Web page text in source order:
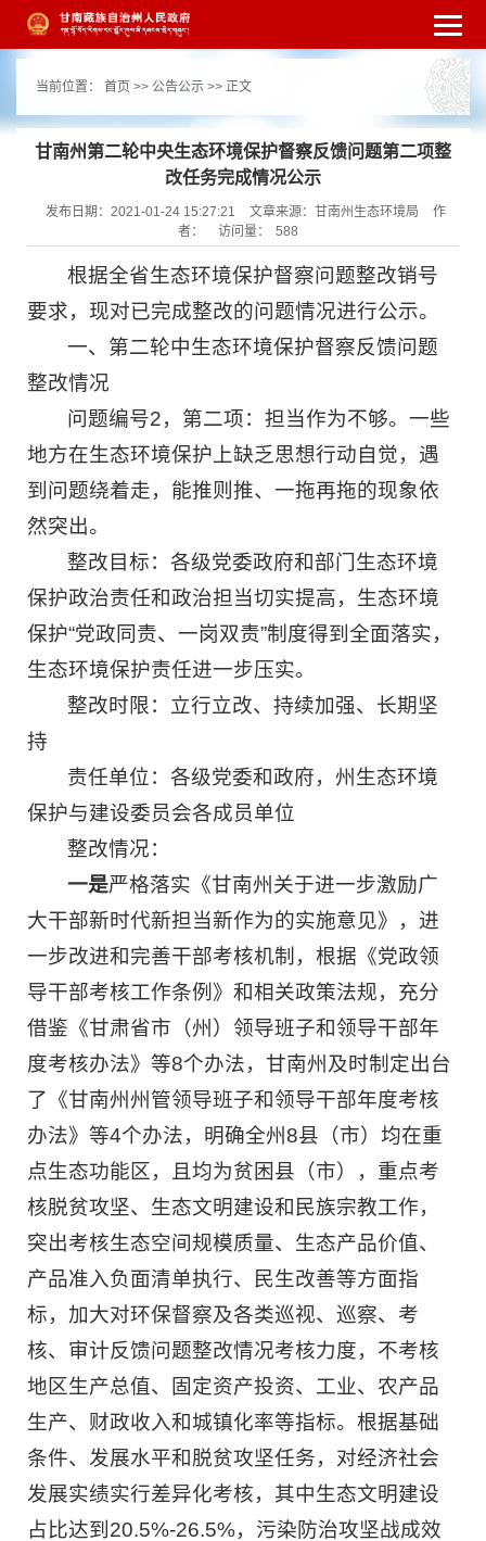
网站无障
碍 打开适老化模式 登录
当前位置： 首页 >> 公告公示>> 正文
甘南州第二轮中央生态环境保护督察反馈问题第二项整
改任务完成情况公示
发布日期：2021-01-24 15:27:21 文章来源：甘南州生态环境局
作
者：
访问量： 588
根据全省生态环境保护督察问题整改销号
要求，现对已完成整改的问题情况进行公示。
一、第二轮中生态环境保护督察反馈问题
整改情况
问题编号2，第二项：担当作为不够。一些
地方在生态环境保护上缺乏思想行动自觉，遇
到问题绕着走，能推则推、一拖再拖的现象依
然突出。
整改目标：各级党委政府和部门生态环境
保护政治责任和政治担当切实提高，生态环境
保护“党政同责、一岗双责”制度得到全面落实，
生态环境保护责任进一步压实。
整改时限：立行立改、持续加强、长期坚
持
责任单位：各级党委和政府，州生态环境
保护与建设委员会各成员单位
整改情况：
一是严格落实《甘南州关于进一步激励广
大干部新时代新担当新作为的实施意见》，进
一步改进和完善干部考核机制，根据《党政领
导干部考核工作条例》和相关政策法规，充分
借鉴《甘肃省市（州）领导班子和领导干部年
度考核办法》等8个办法，甘南州及时制定出台
了《甘南州州管领导班子和领导干部年度考核
办法》等4个办法，明确全州8县（市）均在重
点生态功能区，且均为贫困县（市），重点考
核脱贫攻坚、生态文明建设和民族宗教工作，
突出考核生态空间规模质量、生态产品价值、
产品准入负面清单执行、民生改善等方面指
标，加大对环保督察及各类巡视、巡察、考
核、审计反馈问题整改情况考核力度，不考核
地区生产总值、固定资产投资、工业、农产品
生产、财政收入和城镇化率等指标。根据基础
条件、发展水平和脱贫攻坚任务，对经济社会
发展实绩实行差异化考核，其中生态文明建设
占比达到20.5%-26.5%，污染防治攻坚战成效